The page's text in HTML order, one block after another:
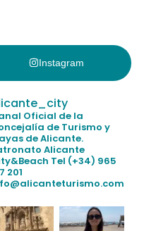
Instagram
Oficial de la
de Turismo y
de Alicante.
Alicante
Tel (+34) 965
201